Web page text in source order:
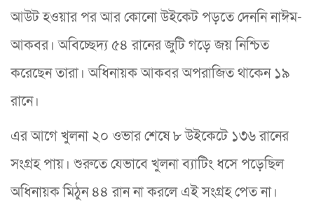
আউট হওয়ার পর আর কোনো উইকেট পড়তে দেননি নাঈম-
আকবর। অবিচ্ছেদ্য ৫৪ রানের জুটি গড়ে জয় নিশ্চিত
করেছেন তারা। অধিনায়ক আকবর অপরাজিত থাকেন ১৯
রানে।
এর আগে খুলনা ২০ ওভার শেষে ৮ উইকেটে ১৩৬ রানের
সংগ্রহ পায়। শুরুতে যেভাবে খুলনা ব্যাটিং ধসে পড়েছিল
অধিনায়ক মিঠুন ৪৪ রান না করলে এই সংগ্রহ পেত না।